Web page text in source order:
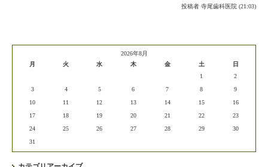
投稿者 寺尾歯科医院 (21:03)
2026年8月
月
火 水 木 金 土
日
1
2
3
4 5 6 7 8
9
10
11 12 13 14 15
16
17
18 19 20 21 22
23
24
25 26 27 28 29
30
31